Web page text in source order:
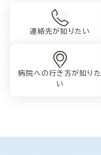
連絡先が知りたい
病院への行き方が知りた
い